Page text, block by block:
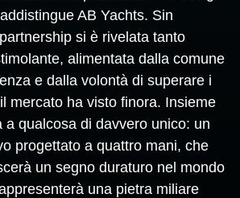
AB Yachts. Sin
si è rivelata tanto
alimentata dalla comune
e dalla volontà di superare i
mercato ha visto finora. Insieme
a qualcosa di davvero unico: un
progettato a quattro mani, che
un segno duraturo nel mondo
una pietra miliare